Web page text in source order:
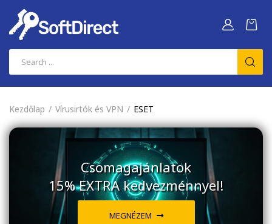
Kezdőlap Vírusirtók és VPN ESET
Csomagajánlatok
15% EXTRA kedvezménnyel!
MEGNÉZEM